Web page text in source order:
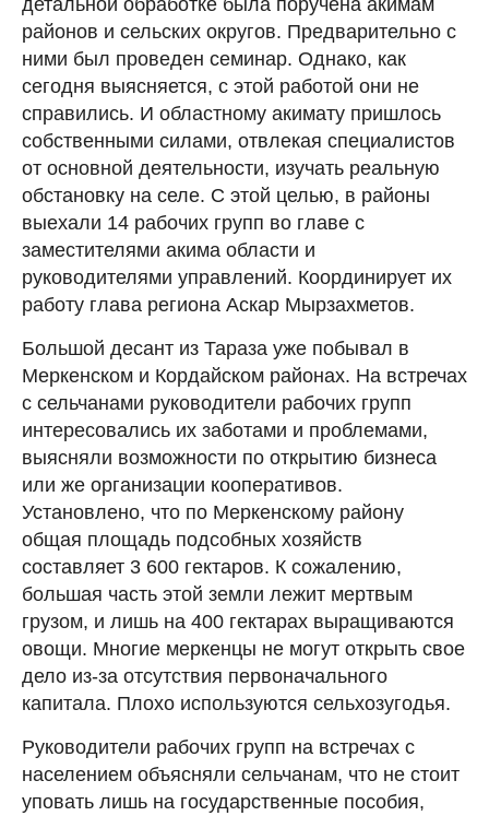
районов и сельских округов. Предварительно с
ними был проведен семинар. Однако, как
сегодня выясняется, с этой работой они не
справились. И областному акимату пришлось
собственными силами, отвлекая специалистов
от основной деятельности, изучать реальную
обстановку на селе. С этой целью, в районы
выехали 14 рабочих групп во главе с
заместителями акима области и
руководителями управлений. Координирует их
работу глава региона Аскар Мырзахметов.
Большой десант из Тараза уже побывал в
Меркенском и Кордайском районах. На встречах
с сельчанами руководители рабочих групп
интересовались их заботами и проблемами,
выясняли возможности по открытию бизнеса
или же организации кооперативов.
Установлено, что по Меркенскому району
общая площадь подсобных хозяйств
составляет 3 600 гектаров. К сожалению,
большая часть этой земли лежит мертвым
грузом, и лишь на 400 гектарах выращиваются
овощи. Многие меркенцы не могут открыть свое
дело из-за отсутствия первоначального
капитала. Плохо используются сельхозугодья.
Руководители рабочих групп на встречах с
населением объясняли сельчанам, что не стоит
уповать лишь на государственные пособия,